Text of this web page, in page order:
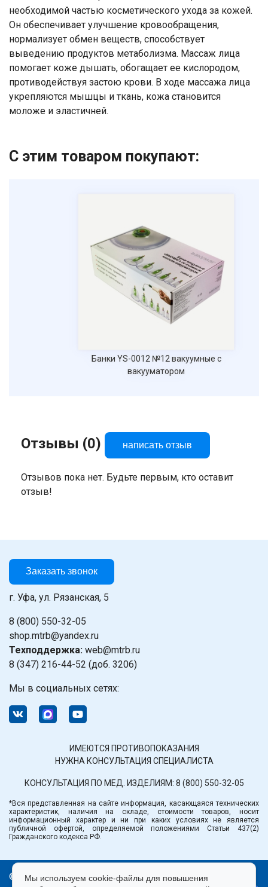
необходимой частью косметического ухода за кожей.
Он обеспечивает улучшение кровообращения,
нормализует обмен веществ, способствует
выведению продуктов метаболизма. Массаж лица
помогает коже дышать, обогащает ее кислородом,
противодействуя застою крови. В ходе массажа лица
укрепляются мышцы и ткань, кожа становится
моложе и эластичней.
С этим товаром покупают:
Банки YS-0012 №12 вакуумные с
вакууматором
Отзывы (0) написать отзыв
Отзывов пока нет. Будьте первым, кто оставит
отзыв!
Заказать звонок
г. Уфа, ул. Рязанская, 5
8 (800) 550-32-05
shop.mtrb@yandex.ru
Техподдержка: web@mtrb.ru
8 (347) 216-44-52 (доб. 3206)
Мы в социальных сетях:
ИМЕЮТСЯ ПРОТИВОПОКАЗАНИЯ
НУЖНА КОНСУЛЬТАЦИЯ СПЕЦИАЛИСТА
КОНСУЛЬТАЦИЯ ПО МЕД. ИЗДЕЛИЯМ: 8 (800) 550-32-05
*Вся представленная на сайте информация, касающаяся технических
характеристик, наличия на складе, стоимости товаров, носит
информационный характер и ни при каких условиях не является
публичной офертой, определяемой положениями Статьи 437(2)
Гражданского кодекса РФ.
© ООО «Медтехника» РБ.
Отправить
Нажимая на кнопку "Отправить" вы
соглашаетесь на обработку
персональных данных
Мы используем cookie-файлы для повышения